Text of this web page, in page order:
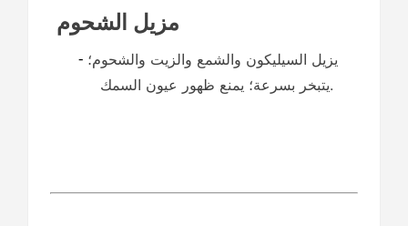
مزيل الشحوم
- يزيل السيليكون والشمع والزيت والشحوم؛
يتبخر بسرعة؛ يمنع ظهور عيون السمك.